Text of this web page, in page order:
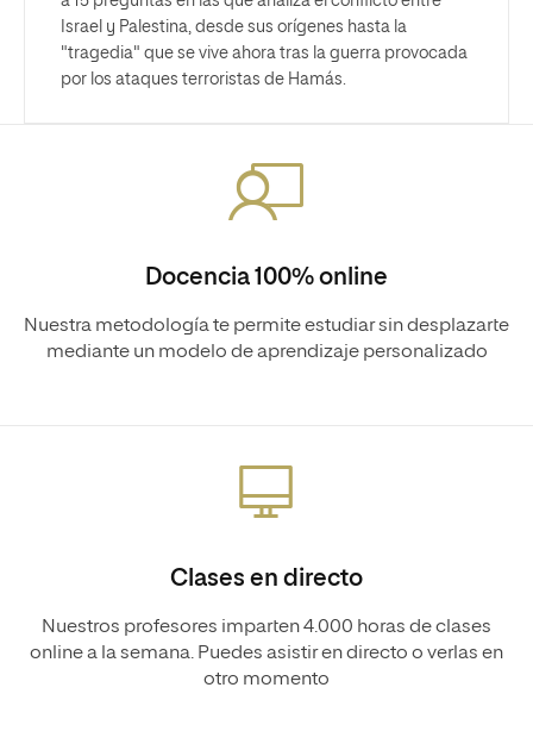
Israel y Palestina, desde sus orígenes hasta la
"tragedia" que se vive ahora tras la guerra provocada
por los ataques terroristas de Hamás.
Docencia 100% online
Nuestra metodología te permite estudiar sin desplazarte
mediante un modelo de aprendizaje personalizado
Clases en directo
Nuestros profesores imparten 4.000 horas de clases
online a la semana. Puedes asistir en directo o verlas en
otro momento